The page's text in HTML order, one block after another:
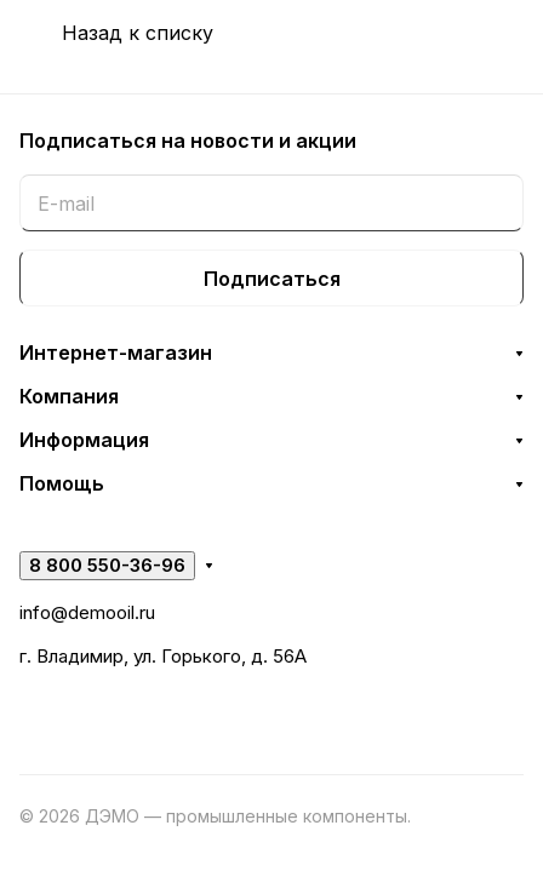
Назад к списку
Подписаться на новости и акции
Подписаться
Интернет-магазин
Компания
Информация
Помощь
8 800 550-36-96
info@demooil.ru
г. Владимир, ул. Горького, д. 56А
© 2026 ДЭМО — промышленные компоненты.